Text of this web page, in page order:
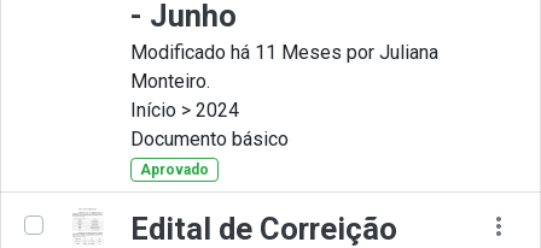
- Junho
Modificado há 11 Meses por Juliana
Monteiro.
Início > 2024
Documento básico
Aprovado
Edital de Correição